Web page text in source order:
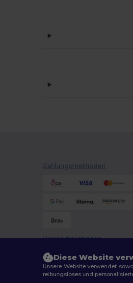
Zahlungsmethoden
Versandmethoden
Diese Website
Unsere Website verwendet
reibungsloses und